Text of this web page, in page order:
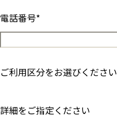
電話番号*
ご利用区分をお選びください
詳細をご指定ください